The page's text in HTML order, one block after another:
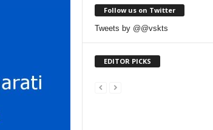
Follow us on Twitter
Tweets by @@vskts
EDITOR PICKS